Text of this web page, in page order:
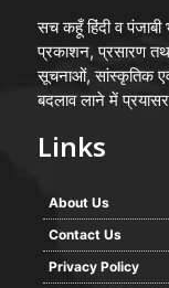
सच कहूँ हिंदी व पंजाबी
प्रकाशन, प्रसारण
सूचनाओं, सांस्कृतिक
बदलाव लाने में
Links
About Us
Contact Us
Privacy Policy